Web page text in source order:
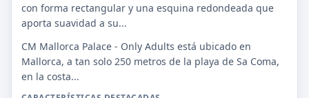
con forma rectangular y una esquina redondeada que
aporta suavidad a su...
CM Mallorca Palace - Only Adults está ubicado en
Mallorca, a tan solo 250 metros de la playa de Sa Coma,
en la costa...